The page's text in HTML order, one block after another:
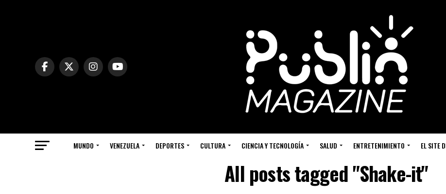
MUNDO VENEZUELA DEPORTES CULTURA CIENCIA Y TECNOLOGÍA SALUD ENTRETENIMIENTO EL SITE
All posts tagged "Shake-it"